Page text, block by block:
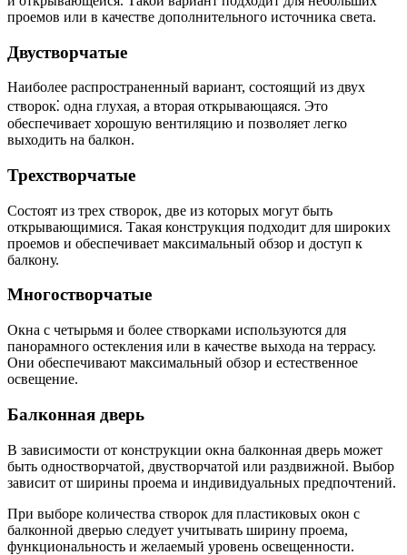
проемов или в качестве дополнительного источника света.
Двустворчатые
Наиболее распространенный вариант, состоящий из двух
створок⁚ одна глухая, а вторая открывающаяся. Это
обеспечивает хорошую вентиляцию и позволяет легко
выходить на балкон.
Трехстворчатые
Состоят из трех створок, две из которых могут быть
открывающимися. Такая конструкция подходит для широких
проемов и обеспечивает максимальный обзор и доступ к
балкону.
Многостворчатые
Окна с четырьмя и более створками используются для
панорамного остекления или в качестве выхода на террасу.
Они обеспечивают максимальный обзор и естественное
освещение.
Балконная дверь
В зависимости от конструкции окна балконная дверь может
быть одностворчатой, двустворчатой или раздвижной. Выбор
зависит от ширины проема и индивидуальных предпочтений.
При выборе количества створок для пластиковых окон с
балконной дверью следует учитывать ширину проема,
функциональность и желаемый уровень освещенности.